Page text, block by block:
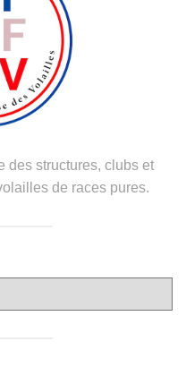
des structures, clubs et
de races pures.